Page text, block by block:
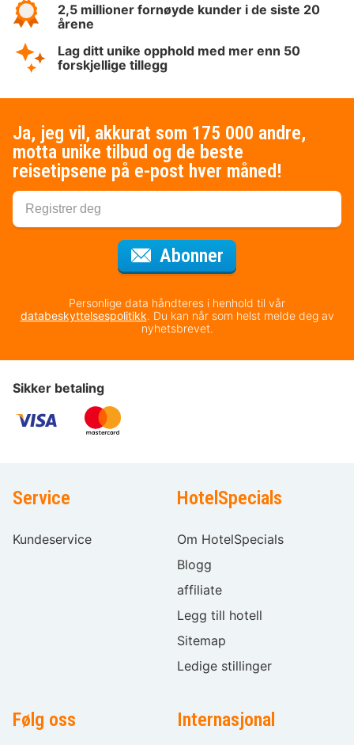
2,5 millioner fornøyde kunder i de siste 20
årene
Lag ditt unike opphold med mer enn 50
forskjellige tillegg
Ja, jeg vil, akkurat som 175 000 andre,
motta unike tilbud og de beste
reisetipsene på e-post hver måned!
Abonner
Personlige data håndteres i henhold til vår
databeskyttelsespolitikk. Du kan når som helst melde deg av
nyhetsbrevet.
Sikker betaling
Service
Kundeservice
HotelSpecials
Om HotelSpecials
Blogg
affiliate
Legg till hotell
Sitemap
Ledige stillinger
Følg oss Internasjonal